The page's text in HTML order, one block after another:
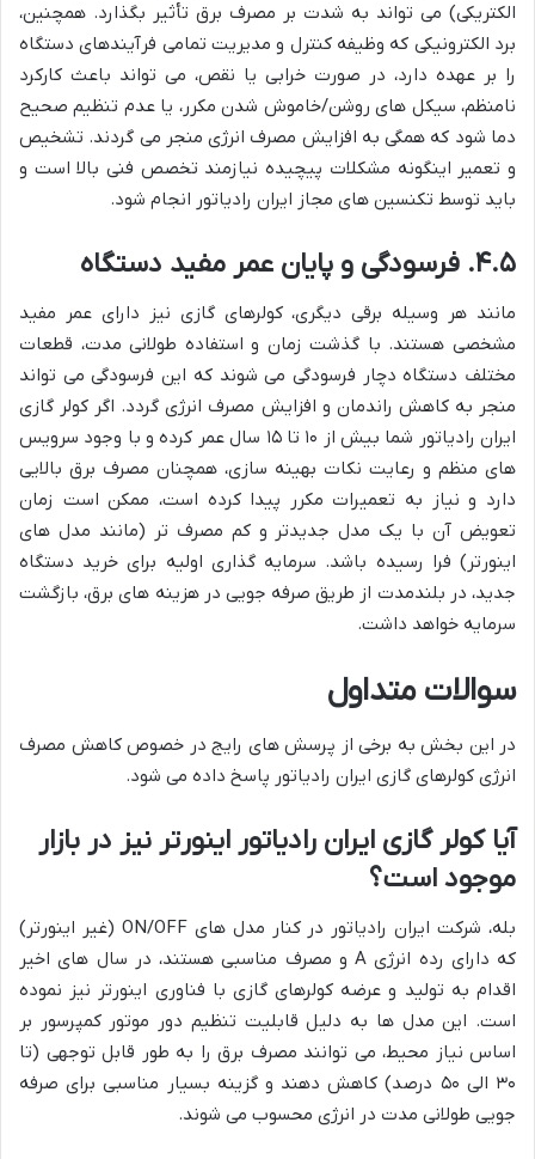
الکتریکی) می تواند به شدت بر مصرف برق تأثیر بگذارد. همچنین،
برد الکترونیکی که وظیفه کنترل و مدیریت تمامی فرآیندهای دستگاه
را بر عهده دارد، در صورت خرابی یا نقص، می تواند باعث کارکرد
نامنظم، سیکل های روشن/خاموش شدن مکرر، یا عدم تنظیم صحیح
دما شود که همگی به افزایش مصرف انرژی منجر می گردند. تشخیص
و تعمیر اینگونه مشکلات پیچیده نیازمند تخصص فنی بالا است و
باید توسط تکنسین های مجاز ایران رادیاتور انجام شود.
۴.۵. فرسودگی و پایان عمر مفید دستگاه
مانند هر وسیله برقی دیگری، کولرهای گازی نیز دارای عمر مفید
مشخصی هستند. با گذشت زمان و استفاده طولانی مدت، قطعات
مختلف دستگاه دچار فرسودگی می شوند که این فرسودگی می تواند
منجر به کاهش راندمان و افزایش مصرف انرژی گردد. اگر کولر گازی
ایران رادیاتور شما بیش از ۱۰ تا ۱۵ سال عمر کرده و با وجود سرویس
های منظم و رعایت نکات بهینه سازی، همچنان مصرف برق بالایی
دارد و نیاز به تعمیرات مکرر پیدا کرده است، ممکن است زمان
تعویض آن با یک مدل جدیدتر و کم مصرف تر (مانند مدل های
اینورتر) فرا رسیده باشد. سرمایه گذاری اولیه برای خرید دستگاه
جدید، در بلندمدت از طریق صرفه جویی در هزینه های برق، بازگشت
سرمایه خواهد داشت.
سوالات متداول
در این بخش به برخی از پرسش های رایج در خصوص کاهش مصرف
انرژی کولرهای گازی ایران رادیاتور پاسخ داده می شود.
آیا کولر گازی ایران رادیاتور اینورتر نیز در بازار
موجود است؟
بله، شرکت ایران رادیاتور در کنار مدل های ON/OFF (غیر اینورتر)
که دارای رده انرژی A و مصرف مناسبی هستند، در سال های اخیر
اقدام به تولید و عرضه کولرهای گازی با فناوری اینورتر نیز نموده
است. این مدل ها به دلیل قابلیت تنظیم دور موتور کمپرسور بر
اساس نیاز محیط، می توانند مصرف برق را به طور قابل توجهی (تا
۳۰ الی ۵۰ درصد) کاهش دهند و گزینه بسیار مناسبی برای صرفه
جویی طولانی مدت در انرژی محسوب می شوند.